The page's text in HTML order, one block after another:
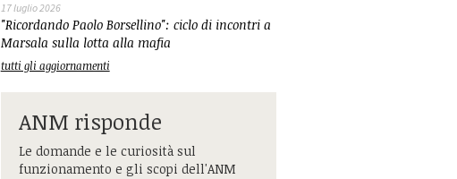
17 luglio 2026
"Ricordando Paolo Borsellino": ciclo di incontri a
Marsala sulla lotta alla mafia
tutti gli aggiornamenti
ANM risponde
Le domande e le curiosità sul
funzionamento e gli scopi dell'ANM